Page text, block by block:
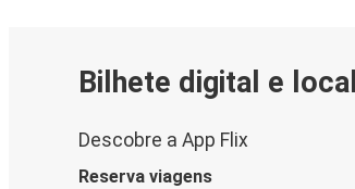
Bilhete digital e
Descobre a App Flix
Reserva viagens